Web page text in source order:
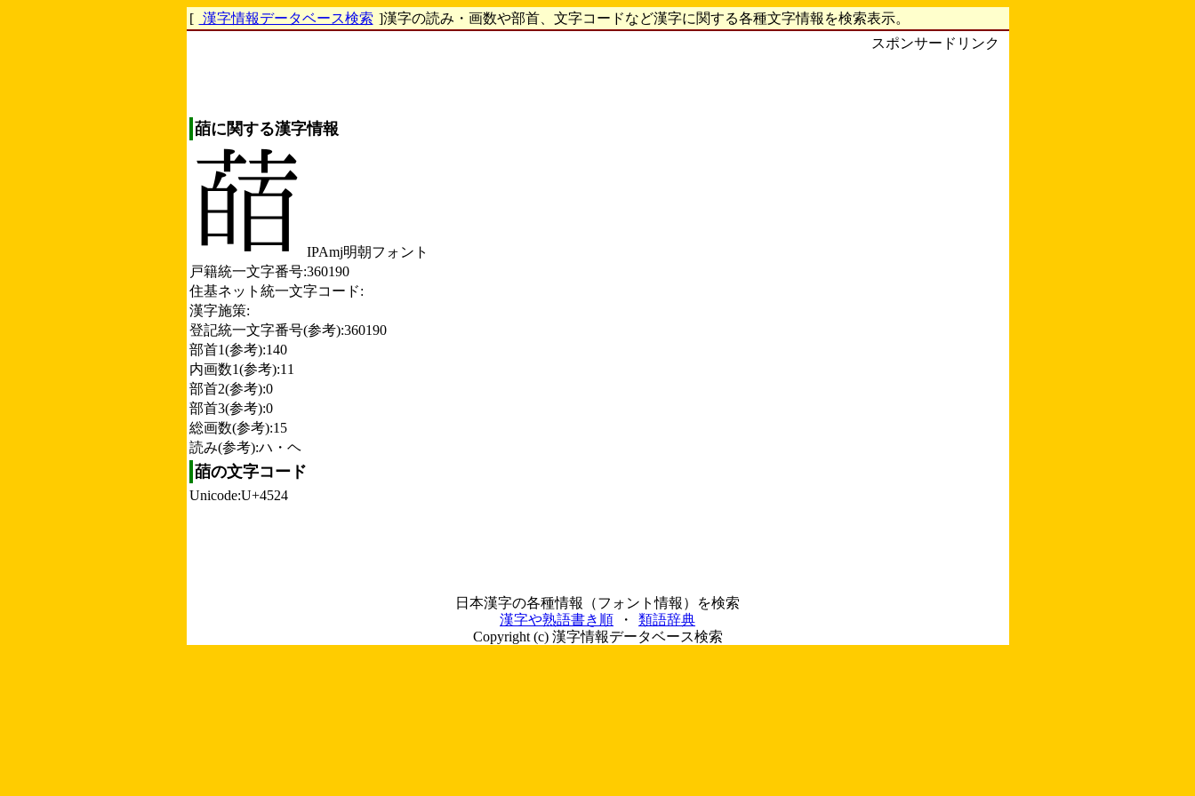
[ 漢字情報データベース検索 ]漢字の読み・画数や部首、文字コードなど漢字に関する各種文字情報を検索表示。
䔤に関する漢字情報
IPAmj明朝フォント
戸籍統一文字番号:360190
住基ネット統一文字コード:
漢字施策:
登記統一文字番号(参考):360190
部首1(参考):140
内画数1(参考):11
部首2(参考):0
部首3(参考):0
総画数(参考):15
読み(参考):ハ・ヘ
䔤の文字コード
Unicode:U+4524
スポンサードリンク
日本漢字の各種情報（フォント情報）を検索
漢字や熟語書き順
・
類語辞典
Copyright (c) 漢字情報データベース検索